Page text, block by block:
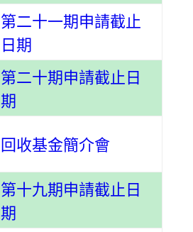
第二十一期申請截止
日期
第二十期申請截止日
期
回收基金簡介會
第十九期申請截止日
期